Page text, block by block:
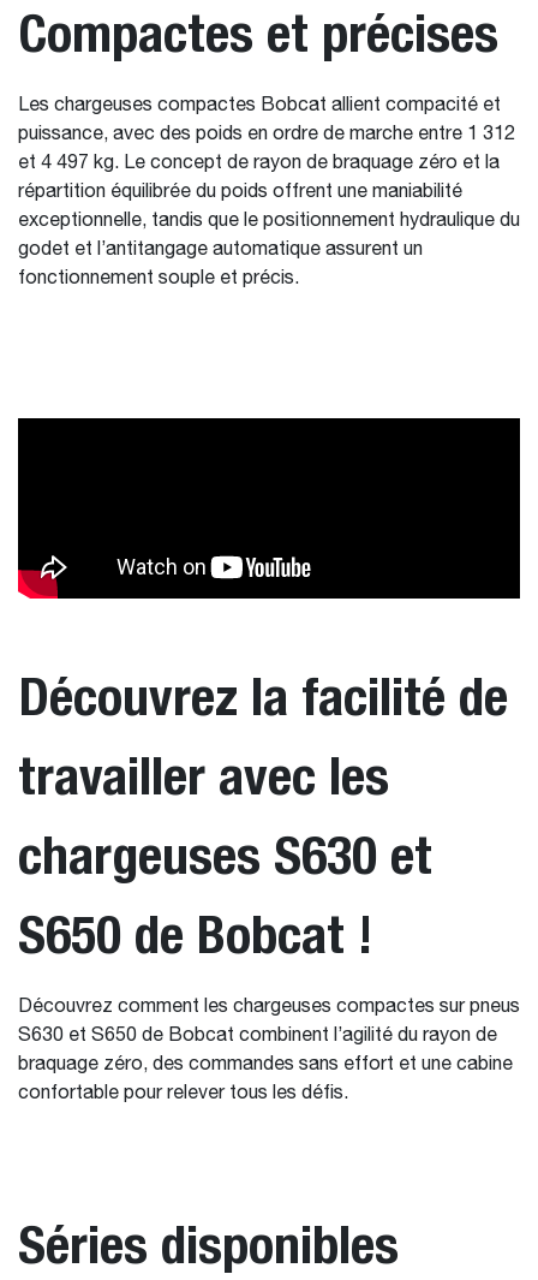
Compactes et précises
Les chargeuses compactes Bobcat allient compacité et
puissance, avec des poids en ordre de marche entre 1 312
et 4 497 kg. Le concept de rayon de braquage zéro et la
répartition équilibrée du poids offrent une maniabilité
exceptionnelle, tandis que le positionnement hydraulique du
godet et l’antitangage automatique assurent un
fonctionnement souple et précis.
Découvrez la facilité de
travailler avec les
chargeuses S630 et
S650 de Bobcat !
Découvrez comment les chargeuses compactes sur pneus
S630 et S650 de Bobcat combinent l’agilité du rayon de
braquage zéro, des commandes sans effort et une cabine
confortable pour relever tous les défis.
Séries disponibles